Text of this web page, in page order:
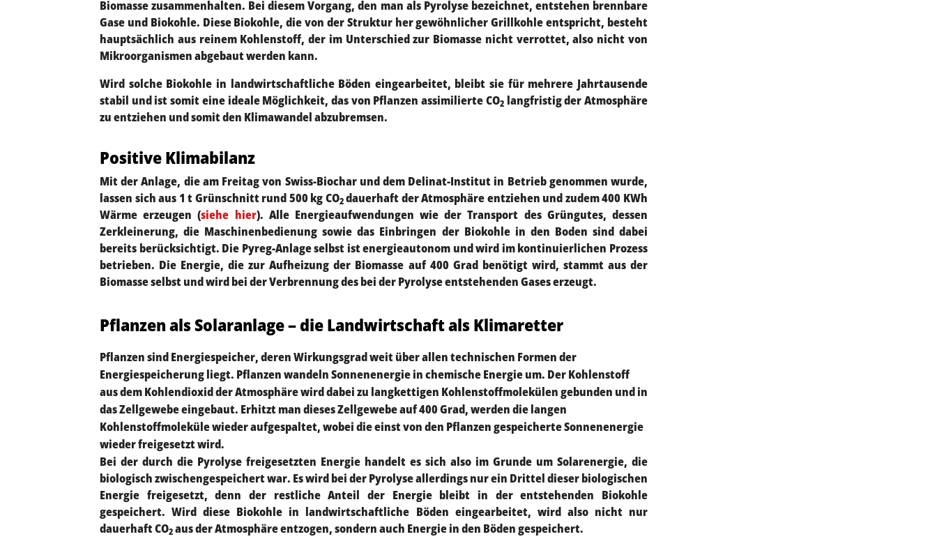
Biomasse zusammenhalten. Bei diesem Vorgang, den man als Pyrolyse bezeichnet, entstehen brennbare
Gase und Biokohle. Diese Biokohle, die von der Struktur her gewöhnlicher Grillkohle entspricht, besteht
hauptsächlich aus reinem Kohlenstoff, der im Unterschied zur Biomasse nicht verrottet, also nicht von
Mikroorganismen abgebaut werden kann.
Wird solche Biokohle in landwirtschaftliche Böden eingearbeitet, bleibt sie für mehrere Jahrtausende
stabil und ist somit eine ideale Möglichkeit, das von Pflanzen assimilierte CO2langfristig der Atmosphäre
zu entziehen und somit den Klimawandel abzubremsen.
Positive Klimabilanz
Mit der Anlage, die am Freitag von Swiss-Biochar und dem Delinat-Institut in Betrieb genommen wurde,
lassen sich aus 1 t Grünschnitt rund 500 kg CO2dauerhaft der Atmosphäre entziehen und zudem 400 KWh
Wärme erzeugen (siehe hier). Alle Energieaufwendungen wie der Transport des Grüngutes, dessen
Zerkleinerung, die Maschinenbedienung sowie das Einbringen der Biokohle in den Boden sind dabei
bereits berücksichtigt. Die Pyreg-Anlage selbst ist energieautonom und wird im kontinuierlichen Prozess
betrieben. Die Energie, die zur Aufheizung der Biomasse auf 400 Grad benötigt wird, stammt aus der
Biomasse selbst und wird bei der Verbrennung des bei der Pyrolyse entstehenden Gases erzeugt.
Pflanzen als Solaranlage – die Landwirtschaft als Klimaretter
Pflanzen sind Energiespeicher, deren Wirkungsgrad weit über allen technischen Formen der
Energiespeicherung liegt. Pflanzen wandeln Sonnenenergie in chemische Energie um. Der Kohlenstoff
aus dem Kohlendioxid der Atmosphäre wird dabei zu langkettigen Kohlenstoffmolekülen gebunden und in
das Zellgewebe eingebaut. Erhitzt man dieses Zellgewebe auf 400 Grad, werden die langen
Kohlenstoffmoleküle wieder aufgespaltet, wobei die einst von den Pflanzen gespeicherte Sonnenenergie
wieder freigesetzt wird.
Bei der durch die Pyrolyse freigesetzten Energie handelt es sich also im Grunde um Solarenergie, die
biologisch zwischengespeichert war. Es wird bei der Pyrolyse allerdings nur ein Drittel dieser biologischen
Energie freigesetzt, denn der restliche Anteil der Energie bleibt in der entstehenden Biokohle
gespeichert. Wird diese Biokohle in landwirtschaftliche Böden eingearbeitet, wird also nicht nur
dauerhaft CO2aus der Atmosphäre entzogen, sondern auch Energie in den Böden gespeichert.